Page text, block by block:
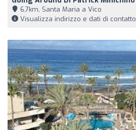
6,7km, Santa Maria a Vico
Visualizza indirizzo e dati di contatto